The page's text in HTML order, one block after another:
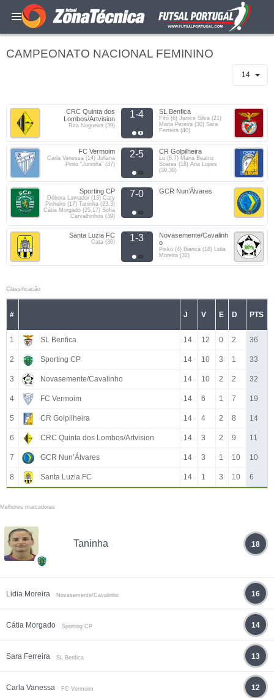
CAMPEONATO NACIONAL FEMININO
14
CRC Quinta dos
Lombos/Artvision
Rita Nogueira (39)
1-4 SL Benfica
Fifó (6) Janice Silva (21)
Maria Pereira (30) Sara
Ferreira (40)
FC Vermoim
Carla Vanessa (14) Juliana
Pinto "Juninha" (37)
2-5 CR Golpilheira
Lu (8,7) Maria Beatriz
Soares (18) Ana Lopes
(39,38)
Sporting CP
Débora Lavrador (13) Caty
Pinheiro (17) Taninha (23,3)
Cátia Morgado (25,17) Sofia
Carvalhinhos (39)
7-0 GCR Nun’Álvares
Santa Luzia FC
Cata (30) 1-3
Novasemente/Cavalinh
o
Pisko (4) Bianca (18) Lidia
Moreira (32)
Classificacão
# J V E D PTS
1 SL Benfica 14 12 0 2 36
2 Sporting CP 14 10 3 1 33
3 Novasemente/Cavalinho 14 10 2 2 32
4 FC Vermoim 14 6 1 7 19
5 CR Golpilheira 14 4 2 8 14
6 CRC Quinta dos Lombos/Artvision 14 3 2 9 11
7 GCR Nun’Álvares 14 3 1 10 10
8 Santa Luzia FC 14 1 3 10 6
Melhores marcadores
Taninha 18
Lidia Moreira Novasemente/Cavalinho 16
Cátia Morgado Sporting CP 14
Sara Ferreira SL Benfica 13
Carla Vanessa FC Vermoim 12